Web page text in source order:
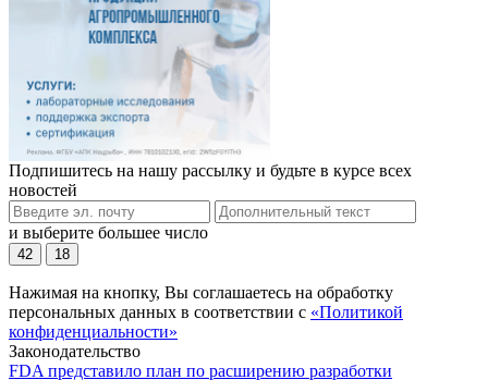
Подпишитесь на нашу рассылку и будьте в курсе всех
новостей
и выберите большее число
42 18
Нажимая на кнопку, Вы соглашаетесь на обработку
персональных данных в соответствии с «Политикой
конфиденциальности»
Законодательство
FDA представило план по расширению разработки